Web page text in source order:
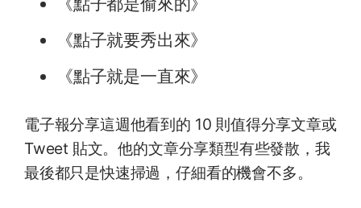
《點子就要秀出來》
《點子就是一直來》
電子報分享這週他看到的 10 則值得分享文章或
Tweet 貼文。他的文章分享類型有些發散，我
最後都只是快速掃過，仔細看的機會不多。